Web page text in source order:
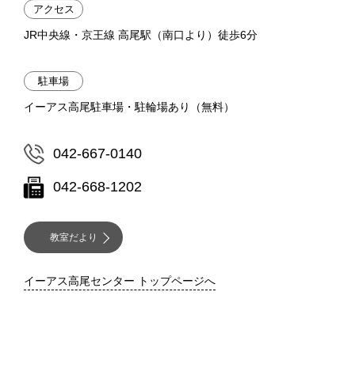
アクセス
JR中央線・京王線 高尾駅（南口より）徒歩6分
駐車場
イーアス高尾駐車場・駐輪場あり（無料）
042-667-0140
042-668-1202
教室だより
イーアス高尾センター トップページへ